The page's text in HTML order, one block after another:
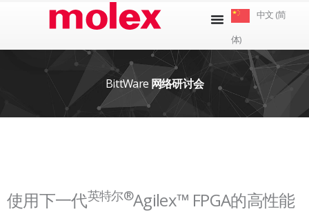
中文 (简
体)
BittWare 网络研讨会
使用下一代英特尔®Agilex™ FPGA的高性能